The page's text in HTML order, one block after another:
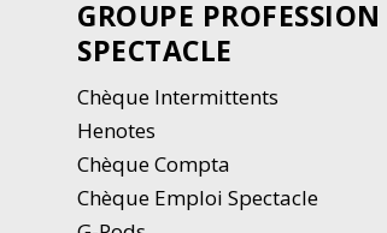
GROUPE PROFESSION
SPECTACLE
Chèque Intermittents
Henotes
Chèque Compta
Chèque Emploi Spectacle